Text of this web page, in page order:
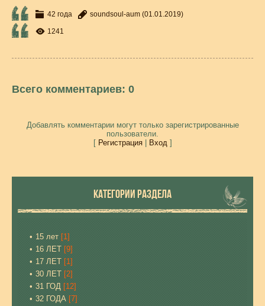
42 года soundsoul-aum (01.01.2019)
1241
Всего комментариев: 0
Добавлять комментарии могут только зарегистрированные
пользователи.
[ Регистрация| Вход]
КАТЕГОРИИ РАЗДЕЛА
15 лет [1]
16 ЛЕТ [9]
17 ЛЕТ [1]
30 ЛЕТ [2]
31 ГОД [12]
32 ГОДА [7]